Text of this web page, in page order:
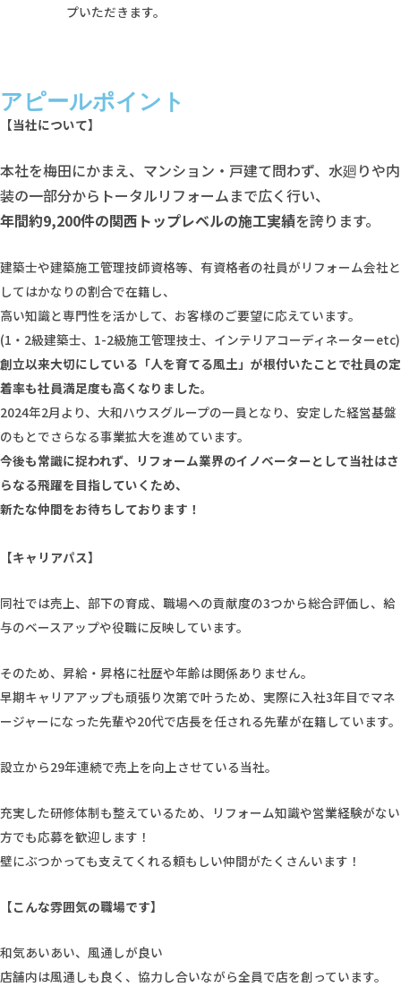
プいただきます。
アピールポイント
【当社について】
本社を梅田にかまえ、マンション・戸建て問わず、水廻りや内
装の一部分からトータルリフォームまで広く行い、
年間約9,200件の関西トップレベルの施工実績を誇ります。
建築士や建築施工管理技師資格等、有資格者の社員がリフォーム会社と
してはかなりの割合で在籍し、
高い知識と専門性を活かして、お客様のご要望に応えています。
(1・2級建築士、1-2級施工管理技士、インテリアコーディネーターetc)
創立以来大切にしている「人を育てる風土」が根付いたことで社員の定
着率も社員満足度も高くなりました。
2024年2月より、大和ハウスグループの一員となり、安定した経営基盤
のもとでさらなる事業拡大を進めています。
今後も常識に捉われず、リフォーム業界のイノベーターとして当社はさ
らなる飛躍を目指していくため、
新たな仲間をお待ちしております！
【キャリアパス】
同社では売上、部下の育成、職場への貢献度の3つから総合評価し、給
与のベースアップや役職に反映しています。
そのため、昇給・昇格に社歴や年齢は関係ありません。
早期キャリアアップも頑張り次第で叶うため、実際に入社3年目でマネ
ージャーになった先輩や20代で店長を任される先輩が在籍しています。
設立から29年連続で売上を向上させている当社。
充実した研修体制も整えているため、リフォーム知識や営業経験がない
方でも応募を歓迎します！
壁にぶつかっても支えてくれる頼もしい仲間がたくさんいます！
【こんな雰囲気の職場です】
和気あいあい、風通しが良い
店舗内は風通しも良く、協力し合いながら全員で店を創っています。